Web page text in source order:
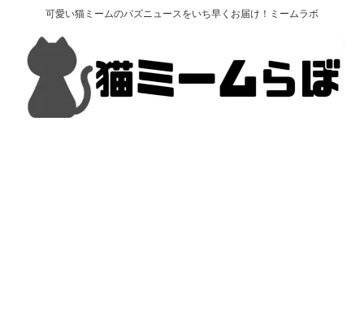
可愛い猫ミームのバズニュースをいち早くお届け！ミームラボ